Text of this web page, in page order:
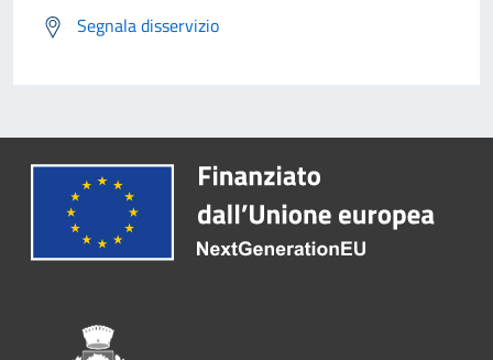
Segnala disservizio